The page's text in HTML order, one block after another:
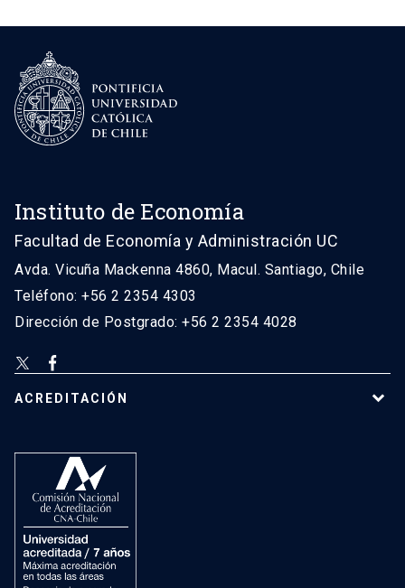
Instituto de Economía
Facultad de Economía y Administración UC
Avda. Vicuña Mackenna 4860, Macul. Santiago, Chile
Teléfono: +56 2 2354 4303
Dirección de Postgrado: +56 2 2354 4028
ACREDITACIÓN